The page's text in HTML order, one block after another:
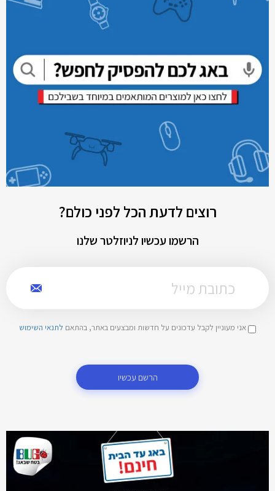
רוצים לדעת הכל לפני כולם?
הרשמו עכשיו לניוזלטר שלנו
אני מעוניין לקבל עדכונים על חדשות ומבצעים באתר, בהתאם לתנאי השימוש
הרשם עכשיו